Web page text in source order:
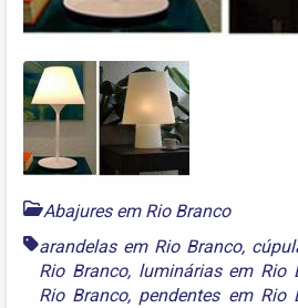
Abajures em Rio Branco
arandelas em Rio Branco,
Rio Branco, luminárias em Rio
Rio Branco, pendentes em Rio